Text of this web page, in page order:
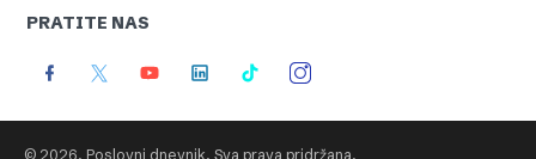
PRATITE NAS
© 2026. Poslovni dnevnik. Sva prava pridržana.